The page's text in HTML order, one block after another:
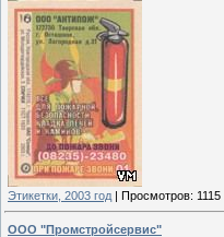
Этикетки, 2003 год | Просмотров: 1115
ООО "Промстройсервис"